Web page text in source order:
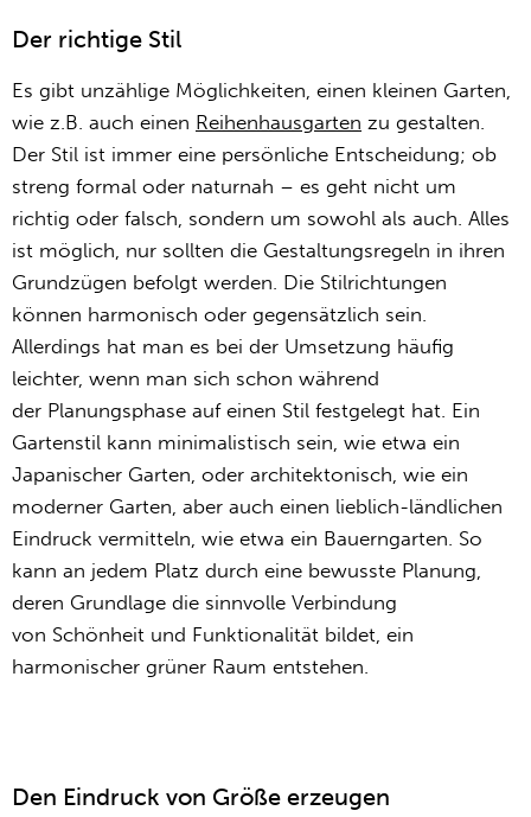
Der richtige Stil
Es gibt unzählige Möglichkeiten, einen kleinen Garten,
wie z.B. auch einen Reihenhausgarten zu gestalten.
Der Stil ist immer eine persönliche Entscheidung; ob
streng formal oder naturnah – es geht nicht um
richtig oder falsch, sondern um sowohl als auch. Alles
ist möglich, nur sollten die Gestaltungsregeln in ihren
Grundzügen befolgt werden. Die Stilrichtungen
können harmonisch oder gegensätzlich sein.
Allerdings hat man es bei der Umsetzung häufig
leichter, wenn man sich schon während
der Planungsphase auf einen Stil festgelegt hat. Ein
Gartenstil kann minimalistisch sein, wie etwa ein
Japanischer Garten, oder architektonisch, wie ein
moderner Garten, aber auch einen lieblich-ländlichen
Eindruck vermitteln, wie etwa ein Bauerngarten. So
kann an jedem Platz durch eine bewusste Planung,
deren Grundlage die sinnvolle Verbindung
von Schönheit und Funktionalität bildet, ein
harmonischer grüner Raum entstehen.
Den Eindruck von Größe erzeugen